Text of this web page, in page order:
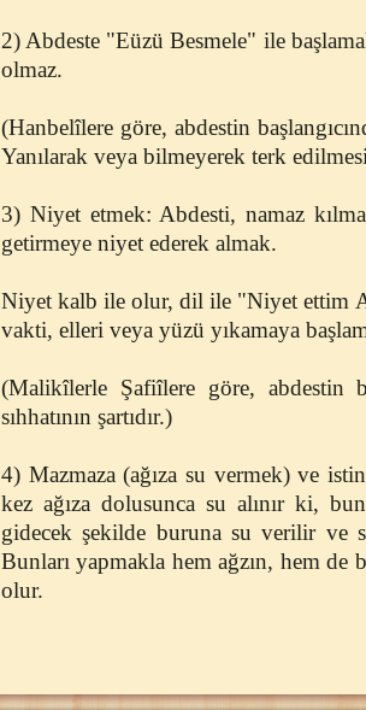
2) Abdeste "Eüzü Besmele" ile
olmaz.
(Hanbelîlere göre, abdestin
Yanılarak veya bilmeyerek terk
3) Niyet etmek: Abdesti, namaz
getirmeye niyet ederek almak.
Niyet kalb ile olur, dil ile "Niyet ettim
vakti, elleri veya yüzü yıkamaya
(Malikîlerle Şafiîlere göre, abdestin
sıhhatının şartıdır.)
4) Mazmaza (ağıza su vermek) ve
kez ağıza dolusunca su alınır ki,
gidecek şekilde buruna su verilir ve
Bunları yapmakla hem ağzın, hem de
olur.